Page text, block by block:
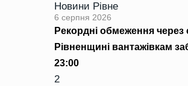
Новини Рівне
6 серпня 2026
Рекордні обмеження через
Рівненщині вантажівкам
23:00
2